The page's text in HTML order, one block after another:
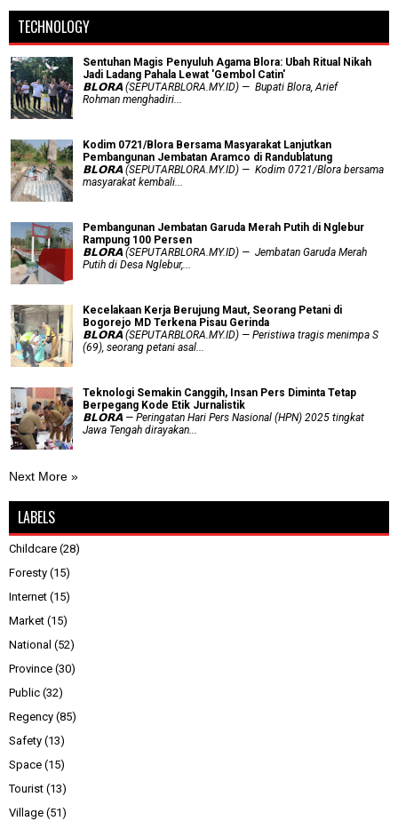
TECHNOLOGY
Sentuhan Magis Penyuluh Agama Blora: Ubah Ritual Nikah
Jadi Ladang Pahala Lewat 'Gembol Catin'
𝗕𝗟𝗢𝗥𝗔 (SEPUTARBLORA.MY.ID) — Bupati Blora, Arief
Rohman menghadiri...
Kodim 0721/Blora Bersama Masyarakat Lanjutkan
Pembangunan Jembatan Aramco di Randublatung
𝗕𝗟𝗢𝗥𝗔 (SEPUTARBLORA.MY.ID) — Kodim 0721/Blora bersama
masyarakat kembali...
Pembangunan Jembatan Garuda Merah Putih di Nglebur
Rampung 100 Persen
𝗕𝗟𝗢𝗥𝗔 (SEPUTARBLORA.MY.ID) — Jembatan Garuda Merah
Putih di Desa Nglebur,...
Kecelakaan Kerja Berujung Maut, Seorang Petani di
Bogorejo MD Terkena Pisau Gerinda
𝗕𝗟𝗢𝗥𝗔 (SEPUTARBLORA.MY.ID) — Peristiwa tragis menimpa S
(69), seorang petani asal...
Teknologi Semakin Canggih, Insan Pers Diminta Tetap
Berpegang Kode Etik Jurnalistik
𝗕𝗟𝗢𝗥𝗔 — Peringatan Hari Pers Nasional (HPN) 2025 tingkat
Jawa Tengah dirayakan...
Next More »
LABELS
Childcare (28)
Foresty (15)
Internet (15)
Market (15)
National (52)
Province (30)
Public (32)
Regency (85)
Safety (13)
Space (15)
Tourist (13)
Village (51)